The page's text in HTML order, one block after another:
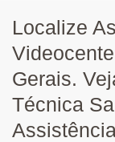
Localize
Gerais.
Técnica